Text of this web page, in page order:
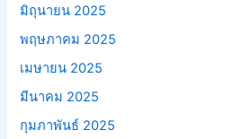
มิถุนายน 2025
พฤษภาคม 2025
เมษายน 2025
มีนาคม 2025
กุมภาพันธ์ 2025